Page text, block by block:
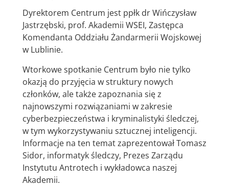
Dyrektorem Centrum jest ppłk dr Wińczysław
Jastrzębski, prof. Akademii WSEI, Zastępca
Komendanta Oddziału Żandarmerii Wojskowej
w Lublinie.
Wtorkowe spotkanie Centrum było nie tylko
okazją do przyjęcia w struktury nowych
członków, ale także zapoznania się z
najnowszymi rozwiązaniami w zakresie
cyberbezpieczeństwa i kryminalistyki śledczej,
w tym wykorzystywaniu sztucznej inteligencji.
Informacje na ten temat zaprezentował Tomasz
Sidor, informatyk śledczy, Prezes Zarządu
Instytutu Antrotech i wykładowca naszej
Akademii.